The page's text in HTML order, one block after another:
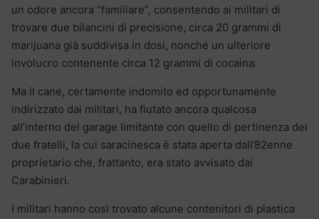
un odore ancora “familiare”, consentendo ai militari di
trovare due bilancini di precisione, circa 20 grammi di
marijuana già suddivisa in dosi, nonché un ulteriore
involucro contenente circa 12 grammi di cocaina.
Ma il cane, certamente indomito ed opportunamente
indirizzato dai militari, ha fiutato ancora qualcosa
all’interno del garage limitante con quello di pertinenza dei
due fratelli, la cui saracinesca è stata aperta dall’82enne
proprietario che, frattanto, era stato avvisato dai
Carabinieri.
I militari hanno così trovato alcune contenitori di plastica